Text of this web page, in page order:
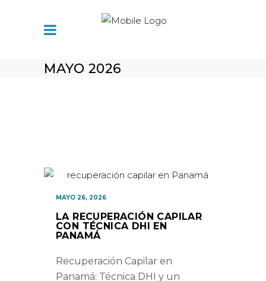
MAYO 2026
MAYO 26, 2026
LA RECUPERACIÓN CAPILAR
CON TÉCNICA DHI EN
PANAMÁ
Recuperación Capilar en
Panamá: Técnica DHI y un